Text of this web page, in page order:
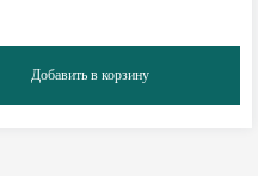
Добавить в корзину